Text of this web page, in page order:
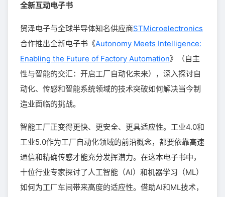
全新互动电子书
贸泽电子与全球半导体知名供应商STMicroelectronics
合作推出全新电子书《Autonomy Meets Intelligence:
Enabling the Future of Factory Automation》（自主
性与智能的交汇：开启工厂自动化未来），深入探讨自
动化、传感和智能系统领域的技术突破如何解决当今制
造业面临的挑战。
智能工厂正变得更快、更安全、更具适应性。工业4.0和
工业5.0作为工厂自动化领域的前沿概念，都要依靠高速
通信和精确传感才能充分发挥潜力。在这本电子书中，
十位行业专家探讨了人工智能（AI）和机器学习（ML）
如何为工厂车间带来高度的适应性。借助AI和ML技术，